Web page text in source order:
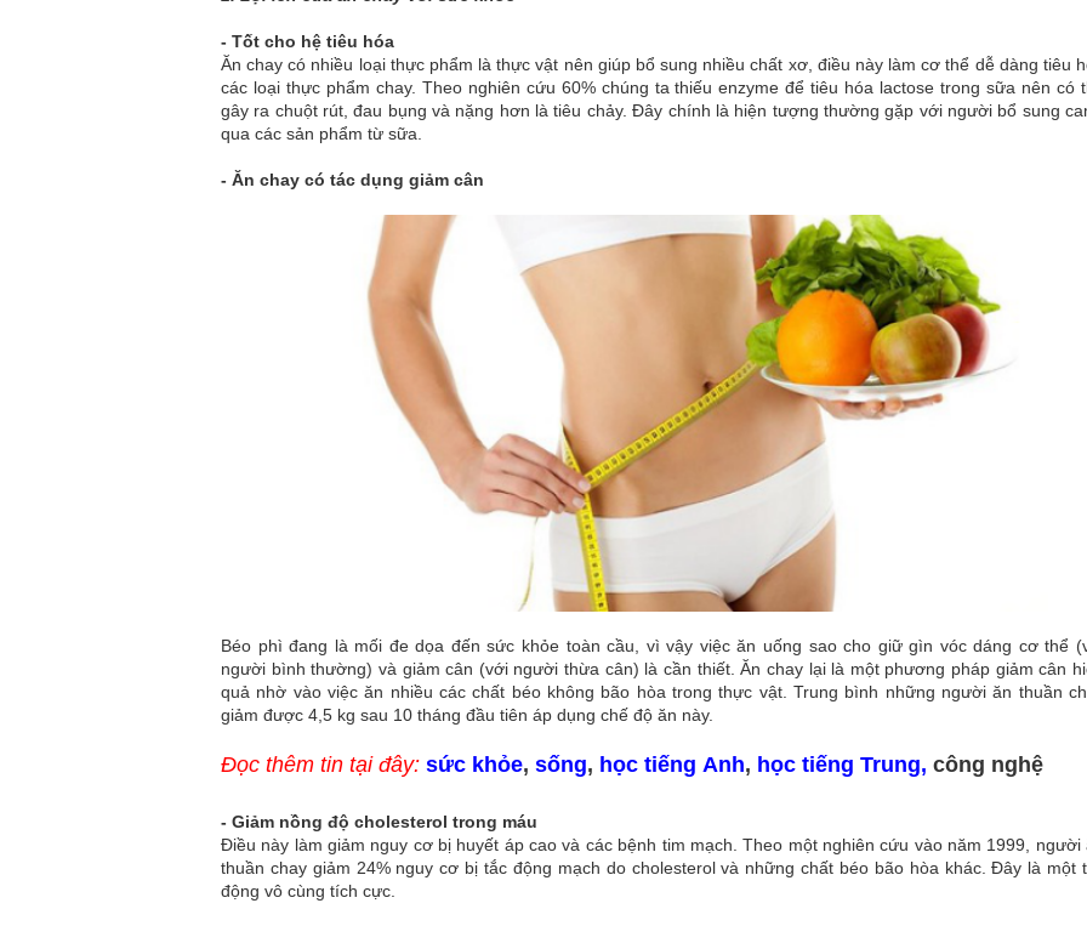
- Tốt cho hệ tiêu hóa
Ăn chay có nhiều loại thực phẩm là thực vật nên giúp bổ sung nhiều chất xơ, điều này làm cơ thể dễ dàng tiêu
các loại thực phẩm chay. Theo nghiên cứu 60% chúng ta thiếu enzyme để tiêu hóa lactose trong sữa nên có
gây ra chuột rút, đau bụng và nặng hơn là tiêu chảy. Đây chính là hiện tượng thường gặp với người bổ sung
qua các sản phẩm từ sữa.
- Ăn chay có tác dụng giảm cân
Béo phì đang là mối đe dọa đến sức khỏe toàn cầu, vì vậy việc ăn uống sao cho giữ gìn vóc dáng cơ thể
người bình thường) và giảm cân (với người thừa cân) là cần thiết. Ăn chay lại là một phương pháp giảm cân
quả nhờ vào việc ăn nhiều các chất béo không bão hòa trong thực vật. Trung bình những người ăn thuần
giảm được 4,5 kg sau 10 tháng đầu tiên áp dụng chế độ ăn này.
Đọc thêm tin tại đây: sức khỏe, sống, học tiếng Anh, học tiếng Trung, công nghệ
- Giảm nồng độ cholesterol trong máu
Điều này làm giảm nguy cơ bị huyết áp cao và các bệnh tim mạch. Theo một nghiên cứu vào năm 1999, người
thuần chay giảm 24% nguy cơ bị tắc động mạch do cholesterol và những chất béo bão hòa khác. Đây là một
động vô cùng tích cực.